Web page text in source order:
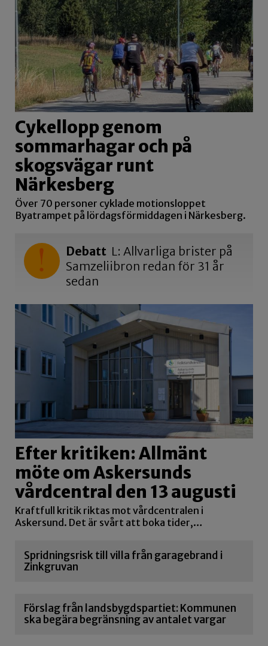
Cykellopp genom
sommarhagar och på
skogsvägar runt
Närkesberg
Över 70 personer cyklade motionsloppet
Byatrampet på lördagsförmiddagen i Närkesberg.
Debatt L: Allvarliga brister på
Samzeliibron redan för 31 år
sedan
Efter kritiken: Allmänt
möte om Askersunds
vårdcentral den 13 augusti
Kraftfull kritik riktas mot vårdcentralen i
Askersund. Det är svårt att boka tider,…
Spridningsrisk till villa från garagebrand i
Zinkgruvan
Förslag från landsbygdspartiet: Kommunen
ska begära begränsning av antalet vargar